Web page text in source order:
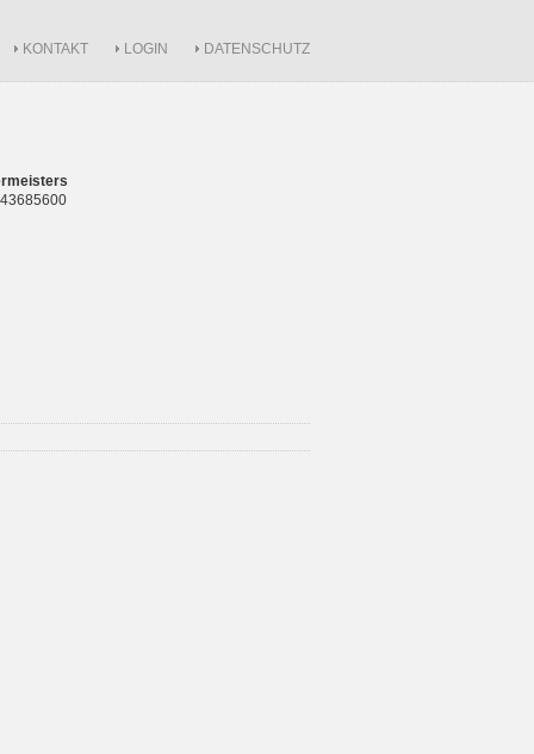
KONTAKT LOGIN DATENSCHUTZ